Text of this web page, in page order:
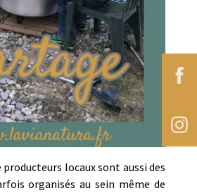
producteurs locaux sont aussi des
organisés au sein même de